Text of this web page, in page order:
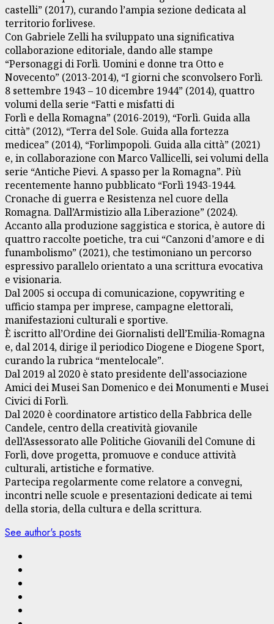
castelli” (2017), curando l’ampia sezione dedicata al
territorio forlivese.
Con Gabriele Zelli ha sviluppato una significativa
collaborazione editoriale, dando alle stampe
“Personaggi di Forlì. Uomini e donne tra Otto e
Novecento” (2013-2014), “I giorni che sconvolsero Forlì.
8 settembre 1943 – 10 dicembre 1944” (2014), quattro
volumi della serie “Fatti e misfatti di
Forlì e della Romagna” (2016-2019), “Forlì. Guida alla
città” (2012), “Terra del Sole. Guida alla fortezza
medicea” (2014), “Forlimpopoli. Guida alla città” (2021)
e, in collaborazione con Marco Vallicelli, sei volumi della
serie “Antiche Pievi. A spasso per la Romagna”. Più
recentemente hanno pubblicato “Forlì 1943-1944.
Cronache di guerra e Resistenza nel cuore della
Romagna. Dall’Armistizio alla Liberazione” (2024).
Accanto alla produzione saggistica e storica, è autore di
quattro raccolte poetiche, tra cui “Canzoni d’amore e di
funambolismo” (2021), che testimoniano un percorso
espressivo parallelo orientato a una scrittura evocativa
e visionaria.
Dal 2005 si occupa di comunicazione, copywriting e
ufficio stampa per imprese, campagne elettorali,
manifestazioni culturali e sportive.
È iscritto all’Ordine dei Giornalisti dell’Emilia-Romagna
e, dal 2014, dirige il periodico Diogene e Diogene Sport,
curando la rubrica “mentelocale”.
Dal 2019 al 2020 è stato presidente dell’associazione
Amici dei Musei San Domenico e dei Monumenti e Musei
Civici di Forlì.
Dal 2020 è coordinatore artistico della Fabbrica delle
Candele, centro della creatività giovanile
dell’Assessorato alle Politiche Giovanili del Comune di
Forlì, dove progetta, promuove e conduce attività
culturali, artistiche e formative.
Partecipa regolarmente come relatore a convegni,
incontri nelle scuole e presentazioni dedicate ai temi
della storia, della cultura e della scrittura.
See author's posts